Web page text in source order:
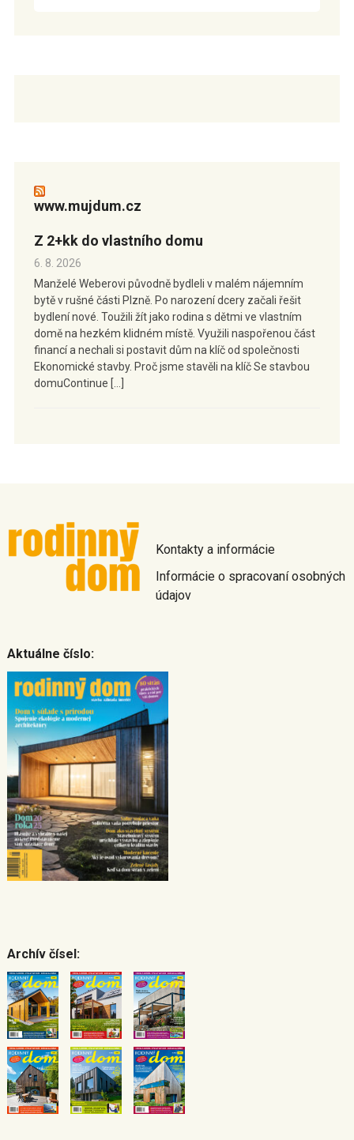
www.mujdum.cz
Z 2+kk do vlastního domu
6. 8. 2026
Manželé Weberovi původně bydleli v malém nájemním
bytě v rušné části Plzně. Po narození dcery začali řešit
bydlení nové. Toužili žít jako rodina s dětmi ve vlastním
domě na hezkém klidném místě. Využili naspořenou část
financí a nechali si postavit dům na klíč od společnosti
Ekonomické stavby. Proč jsme stavěli na klíč Se stavbou
domuContinue […]
Kontakty a informácie
Informácie o spracovaní osobných
údajov
Aktuálne číslo:
Archív čísel: